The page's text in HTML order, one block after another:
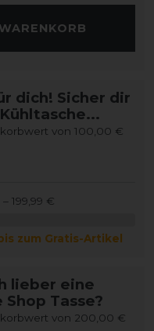
dich! Sicher dir
von 100,00 €
199,99 €
zum Gratis-Artikel
lieber eine
Tasse?
von 200,00 €